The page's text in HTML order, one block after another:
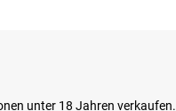
unter 18 Jahren verkaufen.